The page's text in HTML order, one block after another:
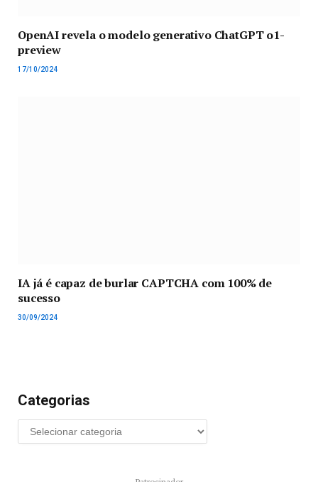
OpenAI revela o modelo generativo ChatGPT o1-
preview
17/10/2024
IA já é capaz de burlar CAPTCHA com 100% de
sucesso
30/09/2024
Categorias